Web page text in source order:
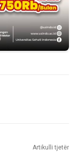
Artikulli tjetër